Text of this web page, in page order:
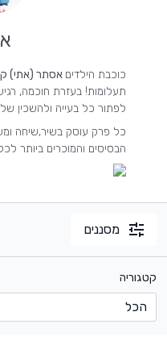
כוכבת הילדים אסתר (אתי)
תעלומות! בעזרת חוכמה,
לפתור כל בעייה ולהשכין
כל פרק עוסק בשיר,שיחה
הבסיסים והמוכרים ביותר
מסננים
קטגוריה